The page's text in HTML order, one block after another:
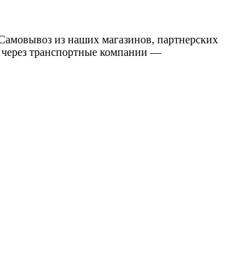
из наших магазинов, партнерских
через транспортные компании —